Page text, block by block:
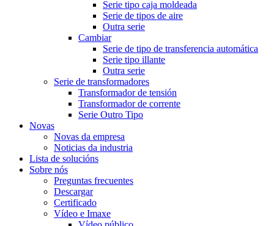
Serie tipo caja moldeada
Serie de tipos de aire
Outra serie
Cambiar
Serie de tipo de transferencia automática
Serie tipo illante
Outra serie
Serie de transformadores
Transformador de tensión
Transformador de corrente
Serie Outro Tipo
Novas
Novas da empresa
Noticias da industria
Lista de solucións
Sobre nós
Preguntas frecuentes
Descargar
Certificado
Vídeo e Imaxe